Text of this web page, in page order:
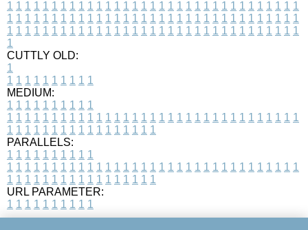
1 1 1 1 1 1 1 1 1 1 1 1 1 1 1 1 1 1 1 1 1 1 1 1 1 1 1 1 1 1 1 1 1
1 1 1 1 1 1 1 1 1 1 1 1 1 1 1 1 1 1 1 1 1 1 1 1 1 1 1 1 1 1 1 1 1
1 1 1 1 1 1 1 1 1 1 1 1 1 1 1 1 1 1 1 1 1 1 1 1 1 1 1 1 1 1 1 1 1
1
CUTTLY OLD:
1
1 1 1 1 1 1 1 1 1 1
MEDIUM:
1 1 1 1 1 1 1 1 1 1
1 1 1 1 1 1 1 1 1 1 1 1 1 1 1 1 1 1 1 1 1 1 1 1 1 1 1 1 1 1 1 1 1
1 1 1 1 1 1 1 1 1 1 1 1 1 1 1 1 1
PARALLELS:
1 1 1 1 1 1 1 1 1 1
1 1 1 1 1 1 1 1 1 1 1 1 1 1 1 1 1 1 1 1 1 1 1 1 1 1 1 1 1 1 1 1 1
1 1 1 1 1 1 1 1 1 1 1 1 1 1 1 1 1
URL PARAMETER:
1 1 1 1 1 1 1 1 1 1